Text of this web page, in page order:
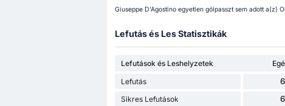
Giuseppe D'Agostino egyetlen gólpasszt sem adott a(z)
Lefutás és Les Statisztikák
Lefutások és Leshelyzetek
Lefutás
6
Sikres Lefutások 6